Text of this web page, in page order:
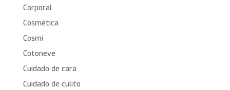
Corporal
Cosmética
Cosmi
Cotoneve
Cuidado de cara
Cuidado de culito